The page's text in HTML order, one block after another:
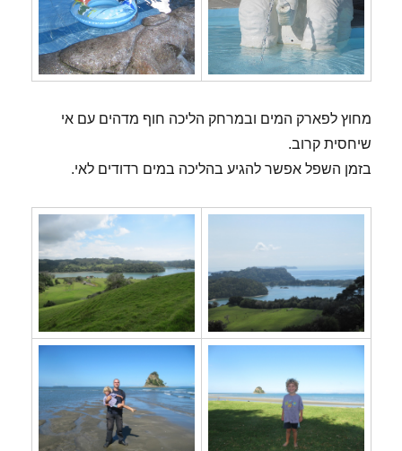
מחוץ לפארק המים ובמרחק הליכה חוף מדהים עם אי
שיחסית קרוב.
בזמן השפל אפשר להגיע בהליכה במים רדודים לאי.